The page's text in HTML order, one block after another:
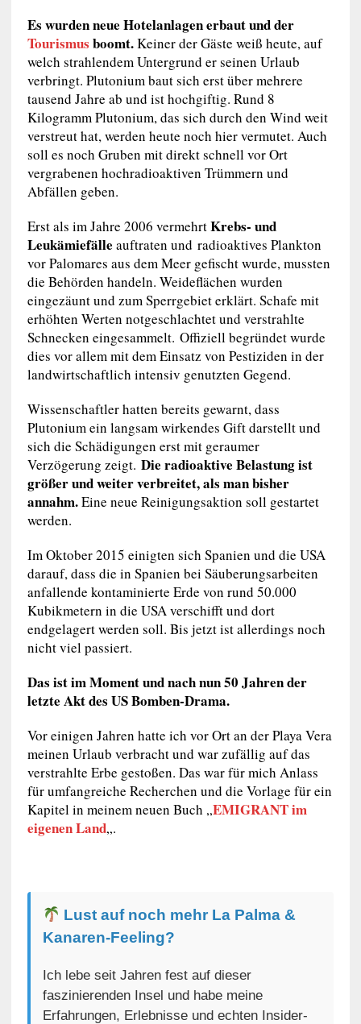
Es wurden neue Hotelanlagen erbaut und der
Tourismus boomt.Keiner der Gäste weiß heute, auf
welch strahlendem Untergrund er seinen Urlaub
verbringt. Plutonium baut sich erst über mehrere
tausend Jahre ab und ist hochgiftig. Rund 8
Kilogramm Plutonium, das sich durch den Wind weit
verstreut hat, werden heute noch hier vermutet. Auch
soll es noch Gruben mit direkt schnell vor Ort
vergrabenen hochradioaktiven Trümmern und
Abfällen geben.
Erst als im Jahre 2006 vermehrtKrebs- und
Leukämiefälle auftraten und radioaktives Plankton
vor Palomares aus dem Meer gefischt wurde, mussten
die Behörden handeln. Weideflächen wurden
eingezäunt und zum Sperrgebiet erklärt. Schafe mit
erhöhten Werten notgeschlachtet und verstrahlte
Schnecken eingesammelt. Offiziell begründet wurde
dies vor allem mit dem Einsatz von Pestiziden in der
landwirtschaftlich intensiv genutzten Gegend.
Wissenschaftler hatten bereits gewarnt, dass
Plutonium ein langsam wirkendes Gift darstellt und
sich die Schädigungen erst mit geraumer
Verzögerung zeigt. Die radioaktive Belastung ist
größer und weiter verbreitet, als man bisher
annahm.Eine neue Reinigungsaktion soll gestartet
werden.
Im Oktober 2015 einigten sich Spanien und die USA
darauf, dass die in Spanien bei Säuberungsarbeiten
anfallende kontaminierte Erde von rund 50.000
Kubikmetern in die USA verschifft und dort
endgelagert werden soll. Bis jetzt ist allerdings noch
nicht viel passiert.
Das ist im Moment und nach nun 50 Jahren der
letzte Akt des US Bomben-Drama.
Vor einigen Jahren hatte ich vor Ort an der Playa Vera
meinen Urlaub verbracht und war zufällig auf das
verstrahlte Erbe gestoßen. Das war für mich Anlass
für umfangreiche Recherchen und die Vorlage für ein
Kapitel in meinem neuen Buch „EMIGRANT im
eigenen Land„.
Lust auf noch mehr La Palma &
Kanaren-Feeling?
Ich lebe seit Jahren fest auf dieser
faszinierenden Insel und habe meine
Erfahrungen, Erlebnisse und echten Insider-